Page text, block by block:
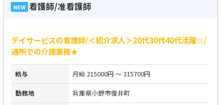
NEW 看護師/准看護師
デイサービスの看護師/＜紹介求人＞20代30代40代活躍☆/
通所での介護業務★
給与 月給 215000円 ～ 315700円
勤務地 兵庫県小野市復井町